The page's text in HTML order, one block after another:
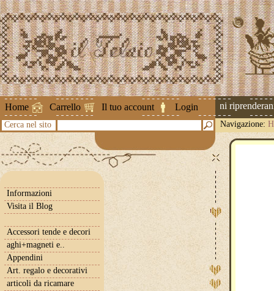
Home Carrello Il tuo account Login
Attenzione ! Le spedizioni
Cerca nel sito Navigazione:
Informazioni
Visita il Blog
Accessori tende e decori
aghi+magneti e..
Appendini
Art. regalo e decorativi
articoli da ricamare